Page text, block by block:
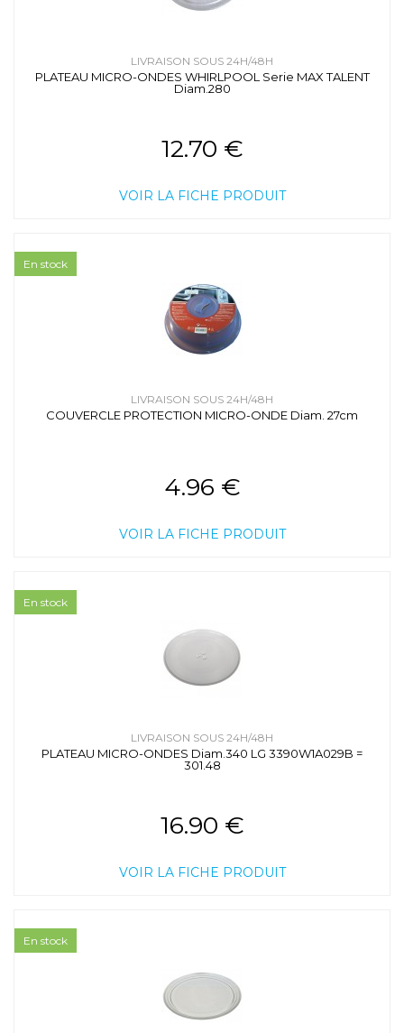
LIVRAISON SOUS 24H/48H
PLATEAU MICRO-ONDES WHIRLPOOL Serie MAX TALENT
Diam.280
12.70 €
VOIR LA FICHE PRODUIT
LIVRAISON SOUS 24H/48H
COUVERCLE PROTECTION MICRO-ONDE Diam. 27cm
4.96 €
VOIR LA FICHE PRODUIT
En stock
LIVRAISON SOUS 24H/48H
PLATEAU MICRO-ONDES Diam.340 LG 3390W1A029B =
301.48
16.90 €
VOIR LA FICHE PRODUIT
En stock
En stock